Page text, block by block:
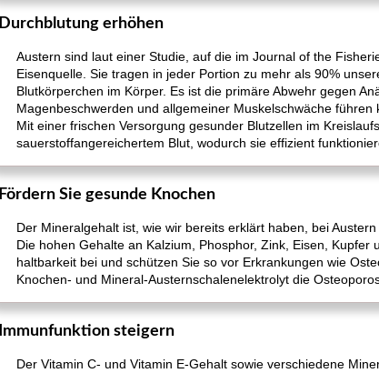
Durchblutung erhöhen
Austern sind laut einer Studie, auf die im Journal of the
Eisenquelle. Sie tragen in jeder Portion zu mehr als 90%
Blutkörperchen im Körper. Es ist die primäre Abwehr gegen
Magenbeschwerden und allgemeiner Muskelschwäche führen
Mit einer frischen Versorgung gesunder Blutzellen im
sauerstoffangereichertem Blut, wodurch sie effizient
Fördern Sie gesunde Knochen
Der Mineralgehalt ist, wie wir bereits erklärt haben, bei
Die hohen Gehalte an Kalzium, Phosphor, Zink, Eisen,
haltbarkeit bei und schützen Sie so vor Erkrankungen wie
Knochen- und Mineral-Austernschalenelektrolyt die
Immunfunktion steigern
Der Vitamin C- und Vitamin E-Gehalt sowie verschiedene